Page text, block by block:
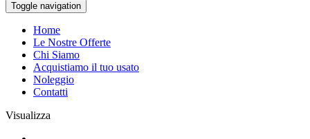
Toggle navigation
Home
Le Nostre Offerte
Chi Siamo
Acquistiamo il tuo usato
Noleggio
Contatti
Visualizza